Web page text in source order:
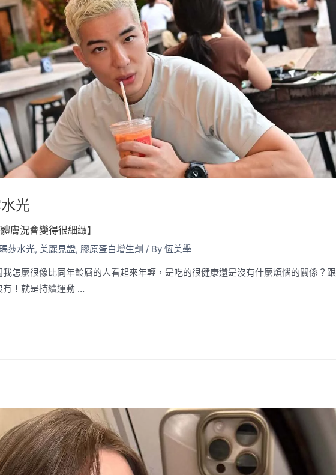
光
體膚況會變得很細緻】
莎水光,美麗見證, 膠原蛋白增生劑 / By恆美學
我怎麼很像比同年齡層的人看起來年輕，是吃的很健康還是沒有什麼煩惱的關係？跟
有！就是持續運動 …